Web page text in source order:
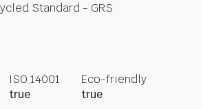
Standard - GRS
ISO 14001
true
Eco-friendly
true